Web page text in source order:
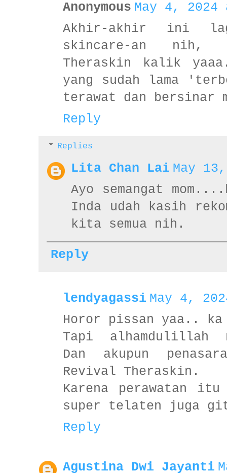
Anonymous May 4, 2024
Akhir-akhir ini
skincare-an nih,
Theraskin kalik
yang sudah lama
terawat dan bersinar
Reply
Replies
Lita Chan Lai May
Ayo semangat
Inda udah kasih
kita semua nih.
Reply
lendyagassi May 4,
Horor pissan yaa..
Tapi alhamdulillah
Dan akupun
Revival Theraskin.
Karena perawatan
super telaten juga
Reply
Agustina Dwi Jayanti